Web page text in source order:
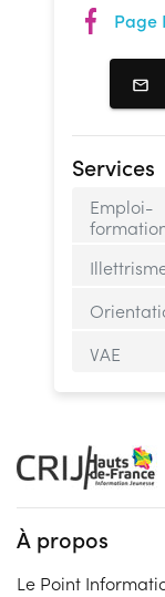
Page
Services
Emploi-
VAE
À propos
Le Point